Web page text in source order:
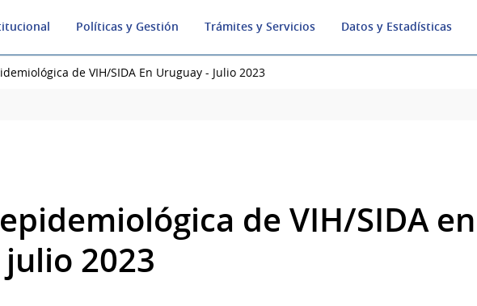
Políticas y Gestión Trámites y Servicios Datos y Estadísticas
de VIH/SIDA En Uruguay - Julio 2023
de VIH/SIDA en
2023